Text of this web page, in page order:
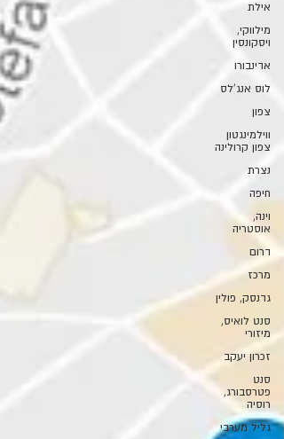
אילת
מילווקי,
ויסקונסין
אדינבורו
לוס אנג'לס
צפון
ווילמינגטון
צפון קרולינה
נצרת
חיפה
וינה,
אוסטריה
דרום
מרכז
גדנסק, פולין
סנט לואיס,
מיזורי
זכרון יעקב
סנט
פטרסבורג,
רוסיה
גליל מערבי